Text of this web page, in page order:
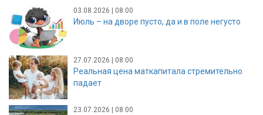
03.08.2026 | 08:00
Июль – на дворе пусто, да и в поле негусто
27.07.2026 | 08:00
Реальная цена маткапитала стремительно
падает
23.07.2026 | 08:00